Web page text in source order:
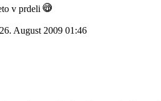
v prdeli
26. August 2009 01:46